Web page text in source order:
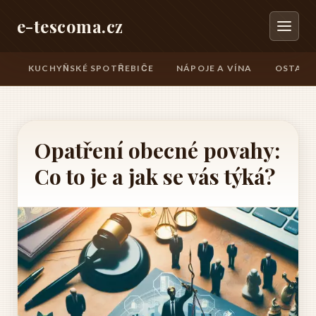
e-tescoma.cz
KUCHYŇSKÉ SPOTŘEBIČE NÁPOJE A VÍNA
Opatření obecné povahy:
Co to je a jak se vás týká?